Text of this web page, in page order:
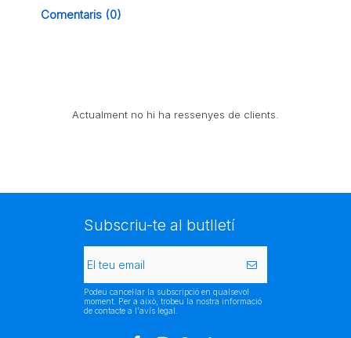
Comentaris (0)
Actualment no hi ha ressenyes de clients.
Subscriu-te al butlletí
Podeu cancel·lar la subscripció en qualsevol
moment. Per a això, trobeu la nostra informació
de contacte a l'avís legal.